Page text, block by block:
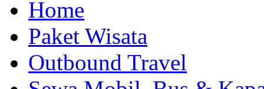
Home
Paket Wisata
Outbound Travel